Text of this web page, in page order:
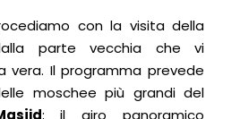
con la visita della
parte vecchia che vi
vera. Il programma prevede
moschee più grandi del
; il giro panoramico